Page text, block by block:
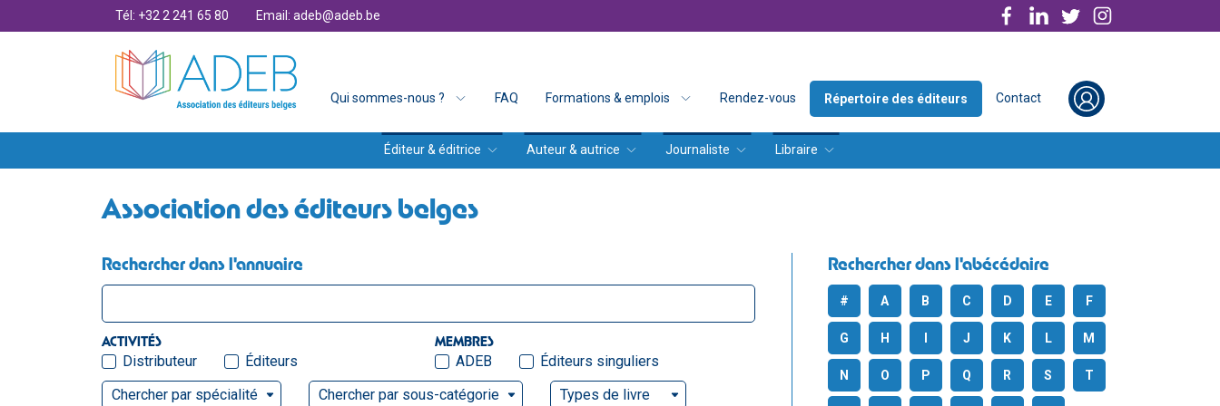
Tél: +32 2 241 65 80 Email: adeb@adeb.be
Qui sommes-nous ? FAQ Formations & emplois Rendez-vous Répertoire des éditeurs Contact
Éditeur & éditrice Auteur & autrice Journaliste Libraire
Association des éditeurs belges
Rechercher dans l'abécédaire
# A B C D E F
G H J K L M
N O P Q R S T
Rechercher dans l'annuaire
ACTIVITÉS
Distributeur Éditeurs
MEMBRES
ADEB
Éditeurs singuliers
Chercher par spécialité
Chercher par sous-catégorie Types de livre